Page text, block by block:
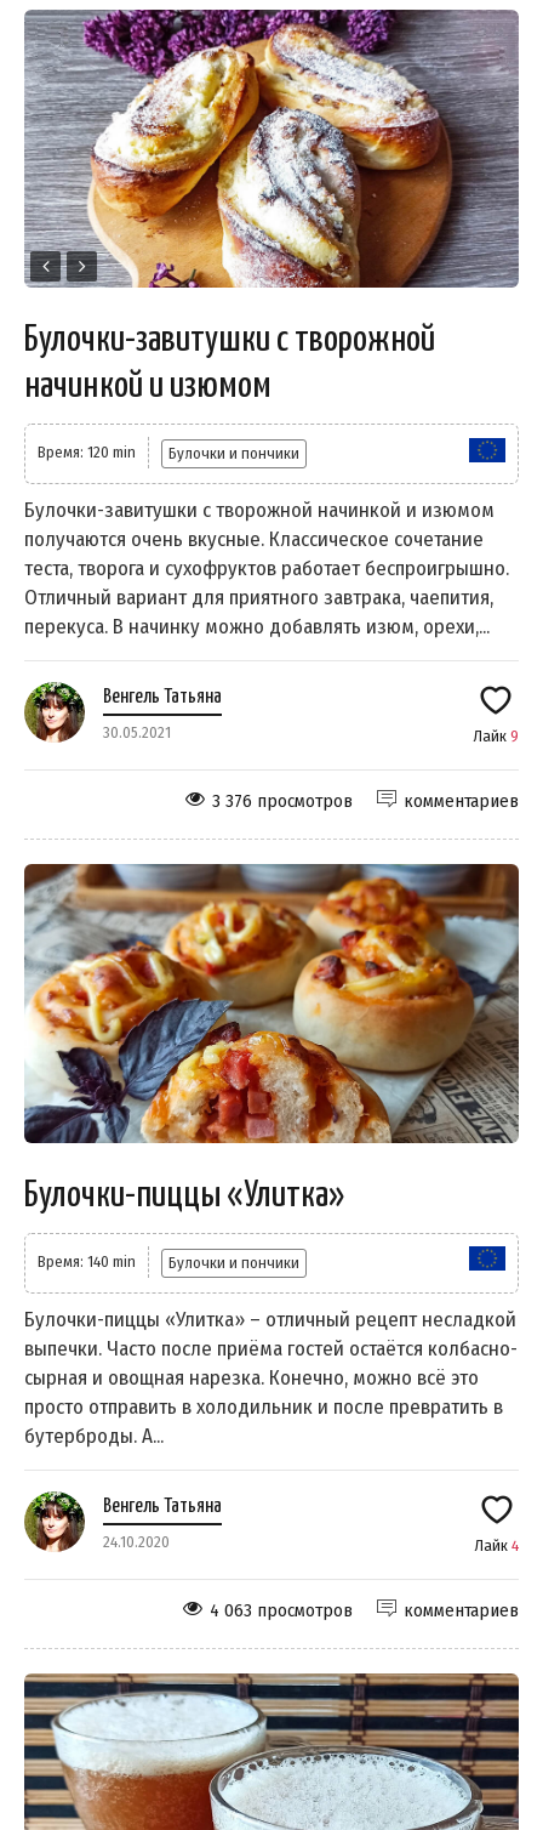
Булочки-завитушки с творожной
начинкой и изюмом
Время: 120 min Булочки и пончики
Булочки-завитушки с творожной начинкой и изюмом
получаются очень вкусные. Классическое сочетание
теста, творога и сухофруктов работает беспроигрышно.
Отличный вариант для приятного завтрака, чаепития,
перекуса. В начинку можно добавлять изюм, орехи,...
Венгель Татьяна
30.05.2021 Лайк 9
комментариев
3 376 просмотров
Булочки-пиццы «Улитка»
Время: 140 min Булочки и пончики
Булочки-пиццы «Улитка» – отличный рецепт несладкой
выпечки. Часто после приёма гостей остаётся колбасно-
сырная и овощная нарезка. Конечно, можно всё это
просто отправить в холодильник и после превратить в
бутерброды. А...
Венгель Татьяна
24.10.2020 Лайк 4
комментариев
4 063 просмотров